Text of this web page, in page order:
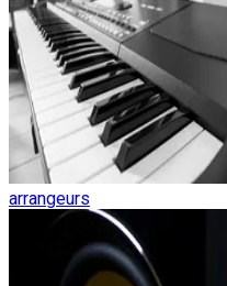
arrangeurs